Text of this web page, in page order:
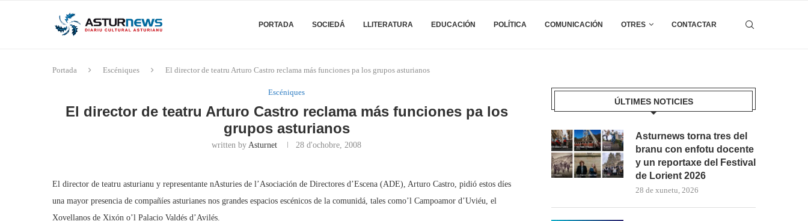
PORTADA SOCIEDÁ LLITERATURA EDUCACIÓN POLÍTICA COMUNICACIÓN OTRES CONTACTAR
Portada Escéniques El director de teatru Arturo Castro reclama más funciones pa los grupos asturianos
Escéniques
El director de teatru Arturo Castro reclama más funciones pa los
grupos asturianos
written byAsturnet 28 d'ochobre, 2008
El director de teatru asturianu y representante nAsturies de l’Asociación de Directores d’Escena (ADE), Arturo Castro, pidió estos díes
una mayor presencia de compañíes asturianes nos grandes espacios escénicos de la comunidá, tales como’l Campoamor d’Uviéu, el
Xovellanos de Xixón o’l Palacio Valdés d’Avilés.
ÚLTIMES NOTICIES
Asturnews torna tres del
branu con enfotu docente
y un reportaxe del Festival
de Lorient 2026
28 de xunetu, 2026